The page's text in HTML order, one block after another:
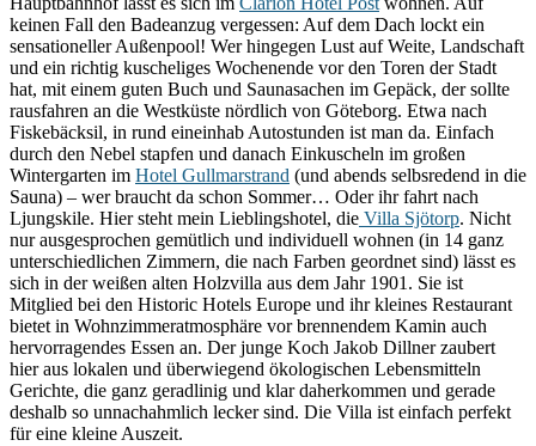
keinen Fall den Badeanzug vergessen: Auf dem Dach lockt ein
sensationeller Außenpool! Wer hingegen Lust auf Weite, Landschaft
und ein richtig kuscheliges Wochenende vor den Toren der Stadt
hat, mit einem guten Buch und Saunasachen im Gepäck, der sollte
rausfahren an die Westküste nördlich von Göteborg. Etwa nach
Fiskebäcksil, in rund eineinhab Autostunden ist man da. Einfach
durch den Nebel stapfen und danach Einkuscheln im großen
Wintergarten im Hotel Gullmarstrand (und abends selbsredend in die
Sauna) – wer braucht da schon Sommer… Oder ihr fahrt nach
Ljungskile. Hier steht mein Lieblingshotel, die Villa Sjötorp. Nicht
nur ausgesprochen gemütlich und individuell wohnen (in 14 ganz
unterschiedlichen Zimmern, die nach Farben geordnet sind) lässt es
sich in der weißen alten Holzvilla aus dem Jahr 1901. Sie ist
Mitglied bei den Historic Hotels Europe und ihr kleines Restaurant
bietet in Wohnzimmeratmosphäre vor brennendem Kamin auch
hervorragendes Essen an. Der junge Koch Jakob Dillner zaubert
hier aus lokalen und überwiegend ökologischen Lebensmitteln
Gerichte, die ganz geradlinig und klar daherkommen und gerade
deshalb so unnachahmlich lecker sind. Die Villa ist einfach perfekt
für eine kleine Auszeit.